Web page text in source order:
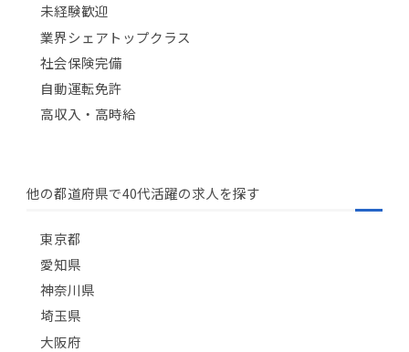
未経験歓迎
業界シェアトップクラス
社会保険完備
自動運転免許
高収入・高時給
他の都道府県で40代活躍の求人を探す
東京都
愛知県
神奈川県
埼玉県
大阪府